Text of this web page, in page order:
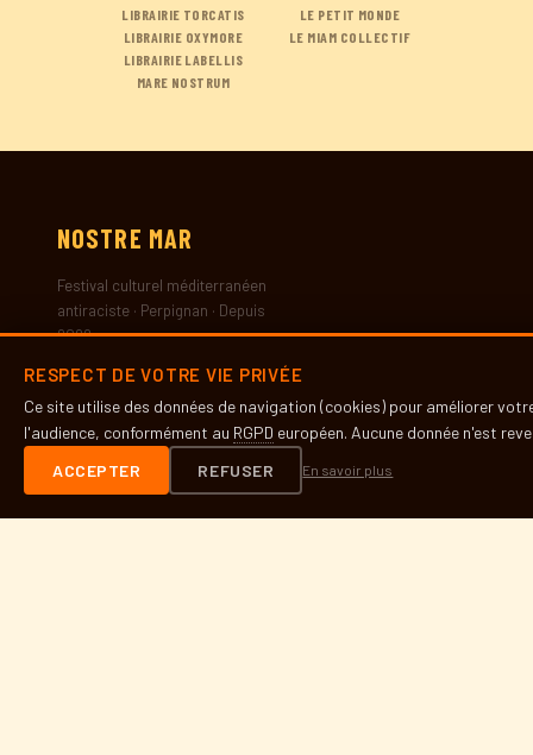
LIBRAIRIE TORCATIS
LIBRAIRIE OXYMORE
LIBRAIRIE LABELLIS
MARE NOSTRUM
LE PETIT MONDE
LE MIAM COLLECTIF
NOSTRE MAR
Festival culturel méditerranéen
antiraciste · Perpignan · Depuis
2022
Présentation
RESPECT DE VOTRE VIE PRIVÉE
Ce site utilise des données de navigation (cookies) pour améliorer
l'audience, conformément au RGPD européen. Aucune donnée n'est
ACCEPTER
REFUSER En savoir plus